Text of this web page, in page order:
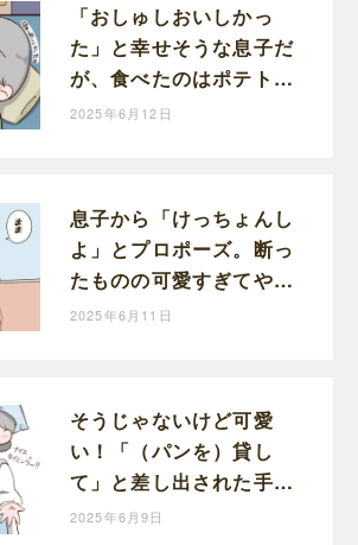
「おしゅしおいしかっ
た」と幸せそうな息子だ
が、食べたのはポテトと
唐揚げです｜和栗家の
2025年6月12日
息子から「けっちょんし
よ」とプロポーズ。断っ
たものの可愛すぎてやっ
ぱり結婚したくなった｜
2025年6月11日
そうじゃないけど可愛
い！「（パンを）貸し
て」と差し出された手に
反射的に自分の手を重ね
2025年6月9日